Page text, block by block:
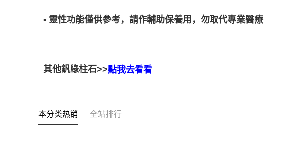
• 靈性功能僅供參考，請作輔助保養用，勿取代專業醫療
其他釩綠柱石>>點我去看看
本分类热销 全站排行